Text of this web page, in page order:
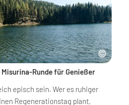
Runde für Genießer
episch sein. Wer es ruhiger
Regenerationstag plant,